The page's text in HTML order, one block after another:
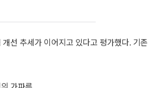
선 추세가 이어지고 있다고 평가했다. 기존